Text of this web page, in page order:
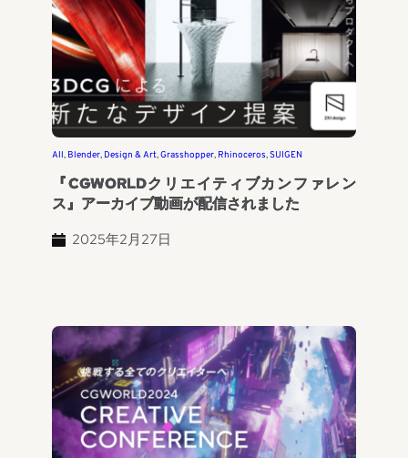
All, Blender, Design & Art, Grasshopper, Rhinoceros, SUIGEN
『CGWORLDクリエイティブカンファレン
ス』アーカイブ動画が配信されました
2025年2月27日